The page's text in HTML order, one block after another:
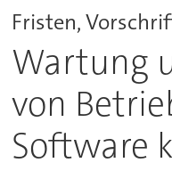
Fristen,
Wartung
von
Software